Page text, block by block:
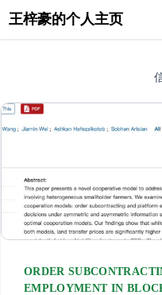
王梓豪的个人主页
ORDER
EMPLOYMENT IN